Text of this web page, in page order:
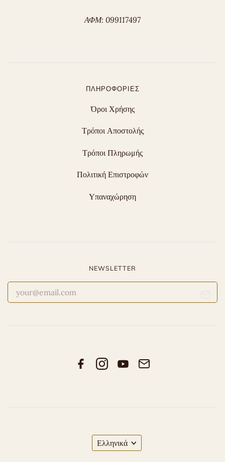
ΑΦΜ: 099117497
ΠΛΗΡΟΦΟΡΊΕΣ
Όροι Χρήσης
Τρόποι Αποστολής
Τρόποι Πληρωμής
Πολιτική Επιστροφών
Υπαναχώρηση
NEWSLETTER
Ελληνικά